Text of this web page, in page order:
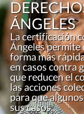
ÁNGELES
La certificación
Ángeles permite
forma más
en casos contra
que reducen el
las acciones
para que
sus casos.